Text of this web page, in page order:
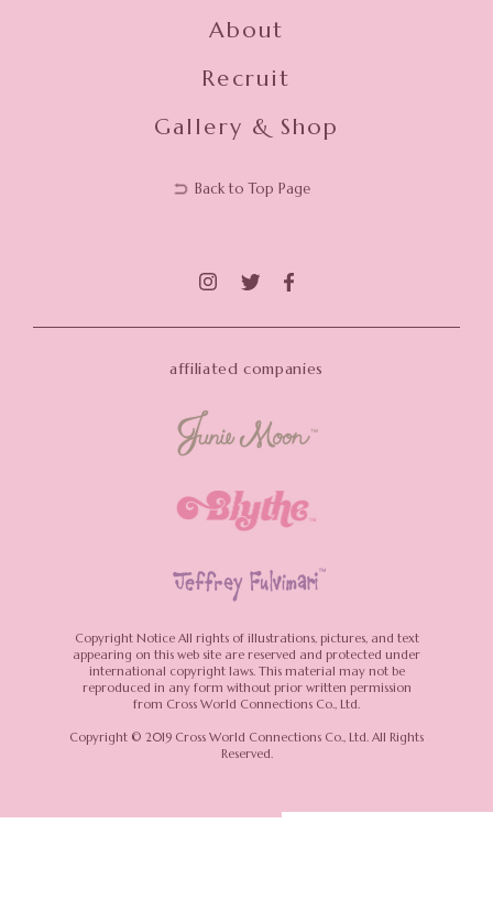
About
Recruit
Gallery & Shop
Back to Top Page
affiliated companies
Copyright NoticeAll rights of illustrations, pictures, and text
appearing on this web site are reserved and protected under
international copyright laws.This material may not be
reproduced in any form without prior written permission
from Cross World Connections Co., Ltd.
Copyright © 2019 Cross World Connections Co., Ltd. All Rights
Reserved.